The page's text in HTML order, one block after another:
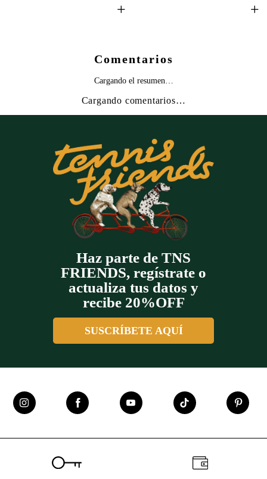
+ +
Comentarios
Cargando el resumen…
Cargando comentarios…
Haz parte de TNS
FRIENDS, regístrate o
actualiza tus datos y
recibe 20%OFF
SUSCRÍBETE AQUÍ